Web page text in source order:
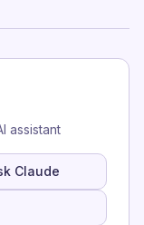
assistant
Claude